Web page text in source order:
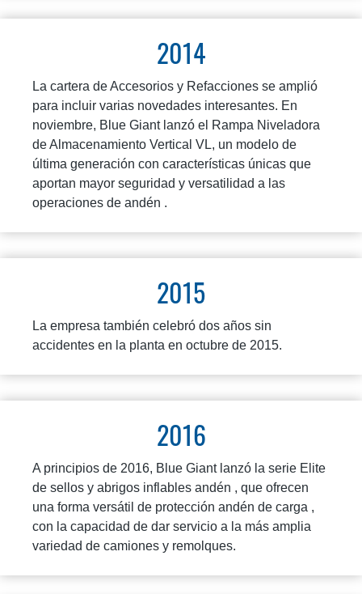
2014
La cartera de Accesorios y Refacciones se amplió
para incluir varias novedades interesantes. En
noviembre, Blue Giant lanzó el Rampa Niveladora
de Almacenamiento Vertical VL, un modelo de
última generación con características únicas que
aportan mayor seguridad y versatilidad a las
operaciones de andén .
2015
La empresa también celebró dos años sin
accidentes en la planta en octubre de 2015.
2016
A principios de 2016, Blue Giant lanzó la serie Elite
de sellos y abrigos inflables andén , que ofrecen
una forma versátil de protección andén de carga ,
con la capacidad de dar servicio a la más amplia
variedad de camiones y remolques.